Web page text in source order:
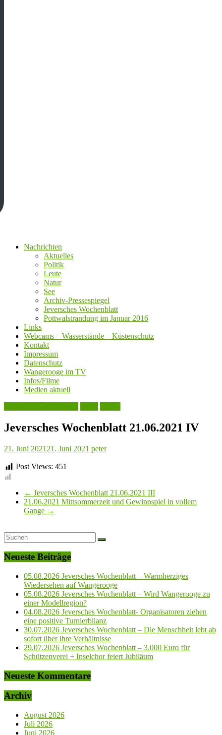
Nachrichten
Aktuelles
Politik
Leute
Natur
See
Archiv-Pressespiegel
Jeversches Wochenblatt
Pottwalstrandung im Januar 2016
Links
Webcams – Wasserstände – Küstenschutz
Kontakt
Impressum
Datenschutz
Wangerooge im TV
Infos/Filme
Medien aktuell
Jeversches Wochenblatt 21.06.2021 IV
21. Juni 2021 21. Juni 2021 peter
Post Views: 451
← Jeversches Wochenblatt 21.06.2021 III
21.06.2021 Mittsommerzeit und Gewinnspiel in vollem
Gange →
Neueste Beiträge
05.08.2026 Jeversches Wochenblatt – Warmherziges
Wiedersehen auf Wangerooge
05.08.2026 Jeversches Wochenblatt – Wird Wangerooge zu
einer Modellregion?
04.08.2026 Jeversches Wochenblatt- Organisatoren ziehen
eine positive Turnierbilanz
30.07.2026 Jeversches Wochenblatt – Die Menschheit lebt ab
sofort über ihre Verhältnisse
29.07.2026 Jeversches Wochenblatt – 3.000 Euro für
Schützenverei + Inselchor feiert Jubiläum
Neueste Kommentare
Archiv
August 2026
Juli 2026
Juni 2026